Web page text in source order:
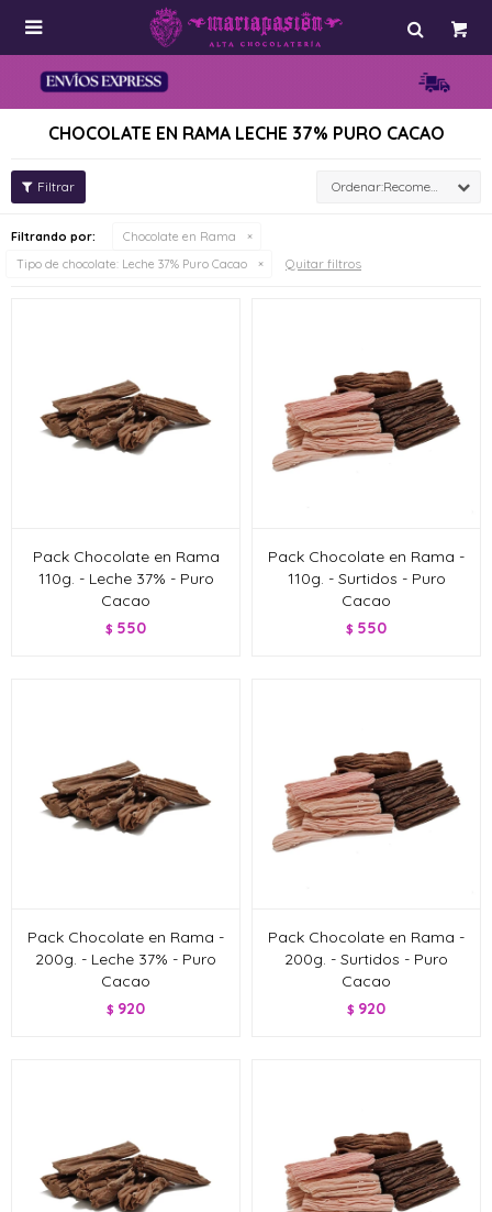

CHOCOLATE EN RAMA LECHE 37% PURO CACAO
Recomendados
Filtrando por:
Chocolate en Rama
Tipo de chocolate: Leche 37% Puro Cacao Quitar filtros
Pack Chocolate en Rama
110g. - Leche 37% - Puro
Cacao
$ 550
Pack Chocolate en Rama -
110g. - Surtidos - Puro
Cacao
$ 550
Pack Chocolate en Rama -
200g. - Leche 37% - Puro
Cacao
$ 920
Pack Chocolate en Rama -
200g. - Surtidos - Puro
Cacao
$ 920